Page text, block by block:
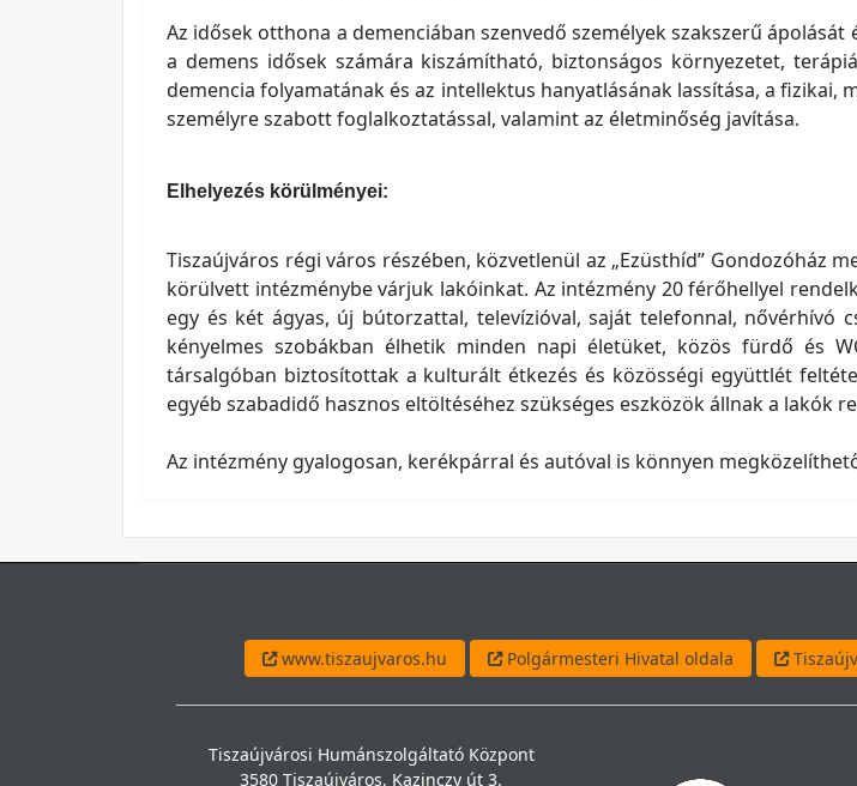
Az idősek otthona a demenciában szenvedő személyek szakszerű
a demens idősek számára kiszámítható, biztonságos környezetet,
demencia folyamatának és az intellektus hanyatlásának lassítása, a fizikai,
személyre szabott foglalkoztatással, valamint az életminőség javítása.
Elhelyezés körülményei:
Tiszaújváros régi város részében, közvetlenül az „Ezüsthíd”
körülvett intézménybe várjuk lakóinkat. Az intézmény 20 férőhellyel
egy és két ágyas, új bútorzattal, televízióval, saját telefonnal, nővérhívó
kényelmes szobákban élhetik minden napi életüket, közös fürdő és
társalgóban biztosítottak a kulturált étkezés és közösségi együttlét
egyéb szabadidő hasznos eltöltéséhez szükséges eszközök állnak a lakók
Az intézmény gyalogosan, kerékpárral és autóval is könnyen
www.tiszaujvaros.hu Polgármesteri Hivatal oldala
Tiszaújvárosi Humánszolgáltató Központ
3580 Tiszaújváros, Kazinczy út 3.